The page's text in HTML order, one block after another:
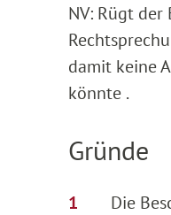
NV: Rügt
damit keine
könnte .
Gründe
Die